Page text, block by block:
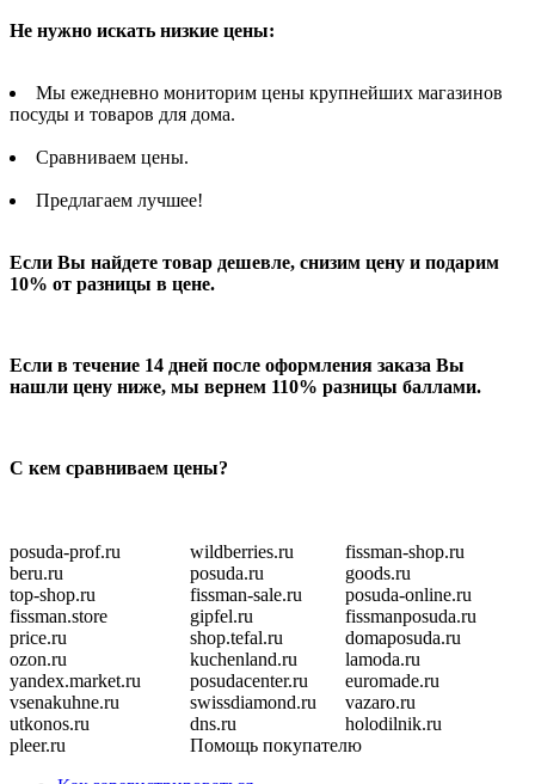
Не нужно искать низкие цены:
Мы ежедневно мониторим цены крупнейших магазинов
посуды и товаров для дома.
Сравниваем цены.
Предлагаем лучшее!
Если Вы найдете товар дешевле, снизим цену и подарим
10% от разницы в цене.
Если в течение 14 дней после оформления заказа Вы
нашли цену ниже, мы вернем 110% разницы баллами.
С кем сравниваем цены?
posuda-prof.ru fissman-shop.ru
wildberries.ru
beru.ru
goods.ru
posuda.ru
top-shop.ru
posuda-online.ru
fissman-sale.ru
fissman.store
fissmanposuda.ru
gipfel.ru
price.ru
domaposuda.ru
shop.tefal.ru
ozon.ru
lamoda.ru
kuchenland.ru
yandex.market.ru
euromade.ru
posudacenter.ru
vsenakuhne.ru
vazaro.ru
swissdiamond.ru
utkonos.ru
holodilnik.ru
dns.ru
pleer.ru
Помощь покупателю